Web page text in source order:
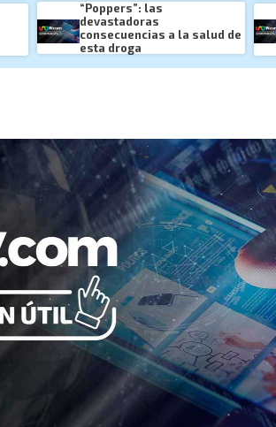
“Poppers”: las
devastadoras
consecuencias a la salud de
esta droga